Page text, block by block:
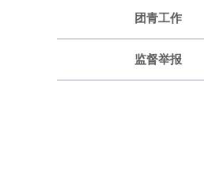
团青工作
监督举报